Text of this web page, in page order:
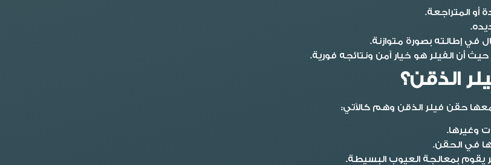
أو المتراجعة.
في إطالته بصورة متوازنة.
أن الفيلر هو خيار آمن ونتائجه فورية.
الذقن؟
حقن فيلر الذقن وهم كالآتي:
وغيرها.
في الحقن.
يقوم بمعالجة العيوب البسيطة.